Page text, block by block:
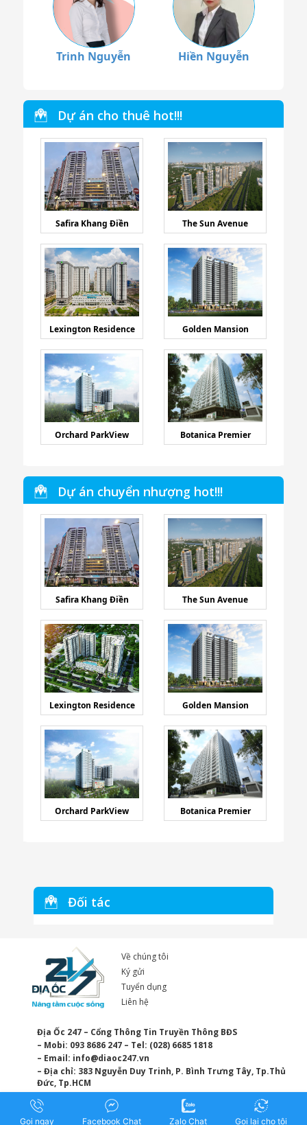
Trinh Nguyễn Hiền Nguyễn
Dự án cho thuê hot!!!
Safira Khang Điền The Sun Avenue
Lexington Residence Golden Mansion
Orchard ParkView Botanica Premier
Dự án chuyển nhượng hot!!!
Safira Khang Điền The Sun Avenue
Lexington Residence Golden Mansion
Orchard ParkView Botanica Premier
Gọi ngay Facebook Chat Zalo Chat Gọi lại cho tôi
Đối tác
Về chúng tôi
Ký gửi
Tuyển dụng
Liên hệ
Địa Ốc 247 – Cổng Thông Tin Truyền Thông BĐS
– Mobi: 093 8686 247 – Tel: (028) 6685 1818
– Email: info@diaoc247.vn
– Địa chỉ: 383 Nguyễn Duy Trinh, P. Bình Trưng Tây, Tp.Thủ
Đức, Tp.HCM